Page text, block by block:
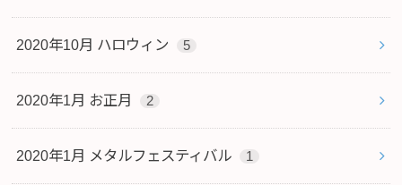
2020年10月 ハロウィン 5
2020年1月 お正月 2
2020年1月 メタルフェスティバル 1